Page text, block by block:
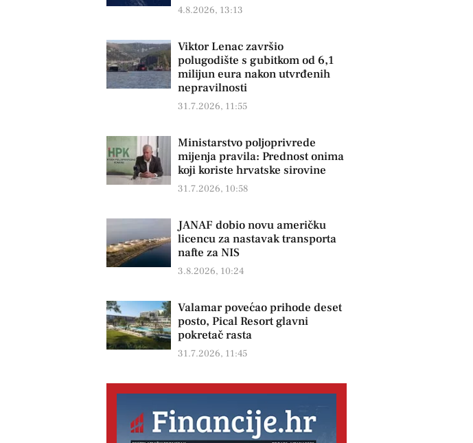
4.8.2026, 13:13
Viktor Lenac završio
polugodište s gubitkom od 6,1
milijun eura nakon utvrđenih
nepravilnosti
31.7.2026, 11:55
Ministarstvo poljoprivrede
mijenja pravila: Prednost onima
koji koriste hrvatske sirovine
31.7.2026, 10:58
JANAF dobio novu američku
licencu za nastavak transporta
nafte za NIS
3.8.2026, 10:24
Valamar povećao prihode deset
posto, Pical Resort glavni
pokretač rasta
31.7.2026, 11:45